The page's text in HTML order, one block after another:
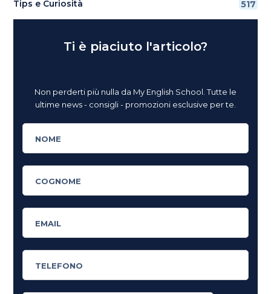
Tips e Curiosità 517
Ti è piaciuto l'articolo?
Non perderti più nulla da My English School. Tutte le
ultime news - consigli - promozioni esclusive per te.